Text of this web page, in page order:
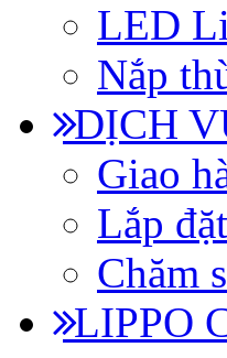
LED
Nắp
DỊCH
Giao
Lắp
Chăm
LIPPO